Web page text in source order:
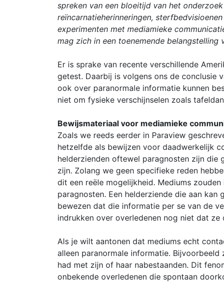
spreken van een bloeitijd van het
reïncarnatieherinneringen,
experimenten met mediamieke
mag zich in een toenemende belangstelling
Er is sprake van recente verschillende
getest. Daarbij is volgens ons de conclusie
ook over paranormale informatie kunnen
niet om fysieke verschijnselen zoals
Bewijsmateriaal voor mediamieke
Zoals we reeds eerder in Paraview
hetzelfde als bewijzen voor daadwerkelijk
helderzienden oftewel paragnosten zijn die
zijn. Zolang we geen specifieke reden
dit een reële mogelijkheid. Mediums
paragnosten. Een helderziende die aan
bewezen dat die informatie per se van de
indrukken over overledenen nog niet dat
Als je wilt aantonen dat mediums echt
alleen paranormale informatie.
had met zijn of haar nabestaanden. Dit
onbekende overledenen die spontaan